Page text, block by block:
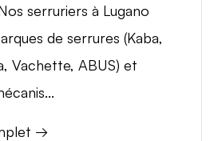
serruriers à Lugano
de serrures (Kaba,
Vachette, ABUS) et
→